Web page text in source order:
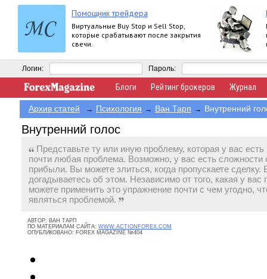
Помощник трейдера
Виртуальные Buy Stop и Sell Stop,
которые срабатывают после закрытия
свечи.
Логин: Пароль:
Блоги Рейтинг брокеров Журнал
Архив статей → Психология → Ван Тарп → Внутренний
Внутренний голос
Представьте ту или иную проблему, которая у вас
почти любая проблема. Возможно, у вас есть
прибыли. Вы можете злиться, когда пропускаете
догадываетесь об этом. Независимо от того, какая у
можете применить это упражнение почти с чем угодно,
являться проблемой.
АВТОР: ВАН ТАРП
ПО МАТЕРИАЛАМ САЙТА: WWW.ACTIONFOREX.COM
ОПУБЛИКОВАНО: FOREX MAGAZINE №404